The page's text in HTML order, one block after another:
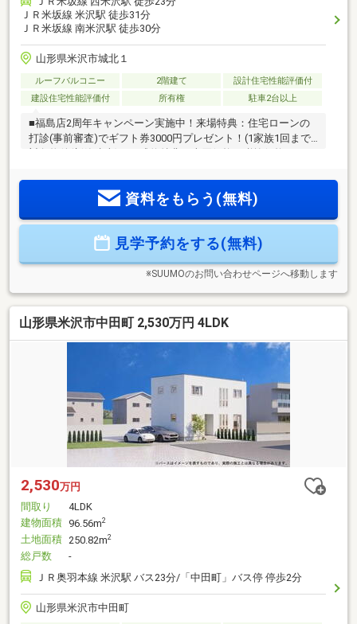
ＪＲ米坂線 米沢駅 徒歩31分
ＪＲ米坂線 南米沢駅 徒歩30分
山形県米沢市城北１
ルーフバルコニー 2階建て
設計住宅性能評価付
建設住宅性能評価付
所有権 駐車2台以上
■福島店2周年キャンペーン実施中！来場特典：住宅ローンの
打診(事前審査)でギフト券3000円プレゼント！(1家族1回まで)
合、消費税が約200万円として計算すると2800万円×3%×10%
で84000円となります。■制震装置「SAFE365」■制震装置メー
を挟む2枚のプレートの動きに合わせて変形し地震の揺れを吸
資料をもらう(無料)
見学予約をする(無料)
※SUUMOのお問い合わせページへ移動します
山形県米沢市中田町 2,530万円 4LDK
2,530万円
間取り
4LDK
建物面積 96.56m2
土地面積 250.82m2
総戸数
-
ＪＲ奥羽本線 米沢駅 バス23分/「中田町」バス停 停歩2分
山形県米沢市中田町